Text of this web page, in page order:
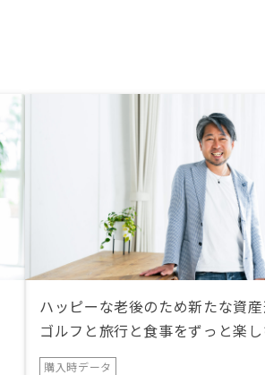
ハッピーな老後のため新たな資産
ゴルフと旅行と食事をずっと楽
購入時データ